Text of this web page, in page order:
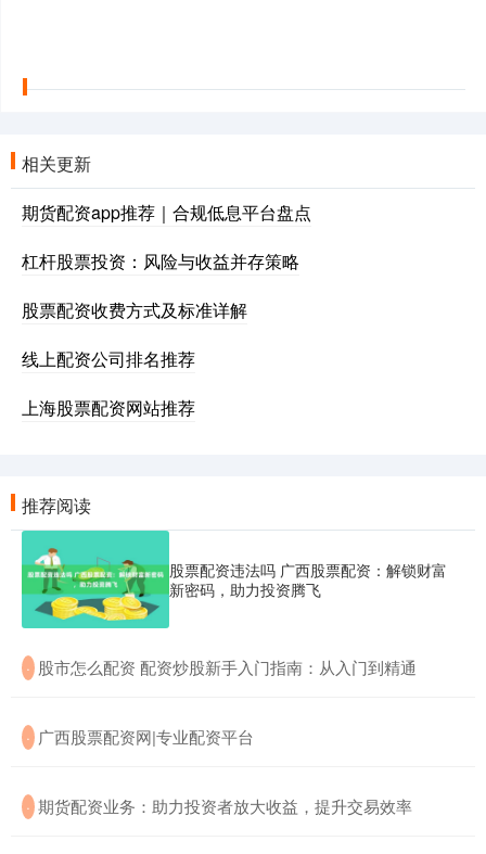
相关更新
期货配资app推荐｜合规低息平台盘点
杠杆股票投资：风险与收益并存策略
股票配资收费方式及标准详解
线上配资公司排名推荐
上海股票配资网站推荐
推荐阅读
股票配资违法吗 广西股票配资：解锁财富
新密码，助力投资腾飞
· ​股市怎么配资 配资炒股新手入门指南：从入门到精通
· ​广西股票配资网|专业配资平台
· ​期货配资业务：助力投资者放大收益，提升交易效率